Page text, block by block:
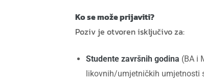
Ko se može prijaviti?
Poziv je otvoren isključivo za:
Studente završnih godina (BA i
likovnih/umjetničkih umjetnosti